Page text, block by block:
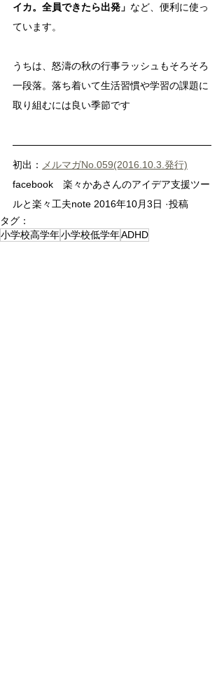
イカ。全員できたら出発」 など、便利に使っ
ています。
うちは、怒濤の秋の行事ラッシュもそろそろ
一段落。落ち着いて生活習慣や学習の課題に
取り組むには良い季節です
初出： メルマガNo.059(2016.10.3.発行)
facebook　楽々かあさんのアイデア支援ツー
ルと楽々工夫note 2016年10月3日 ·投稿
タグ：
小学校高学年小学校低学年ADHD